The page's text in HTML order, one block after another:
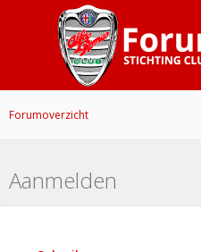
Forumoverzicht
Aanmelden